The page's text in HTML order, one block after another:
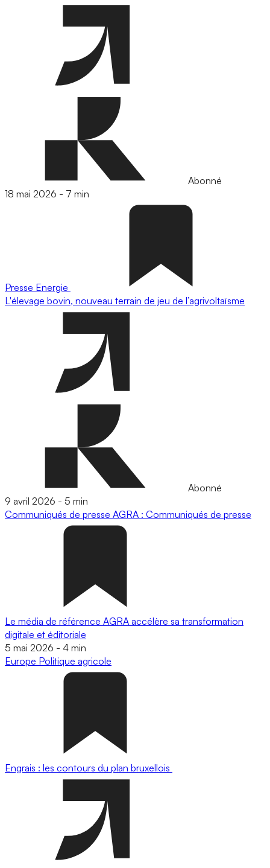
Abonné
18 mai 2026 - 7 min
Presse Energie
L'élevage bovin, nouveau terrain de jeu de l’agrivoltaïsme
Abonné
9 avril 2026 - 5 min
Communiqués de presse AGRA : Communiqués de presse
Le média de référence AGRA accélère sa transformation
digitale et éditoriale
5 mai 2026 - 4 min
Europe Politique agricole
Engrais : les contours du plan bruxellois